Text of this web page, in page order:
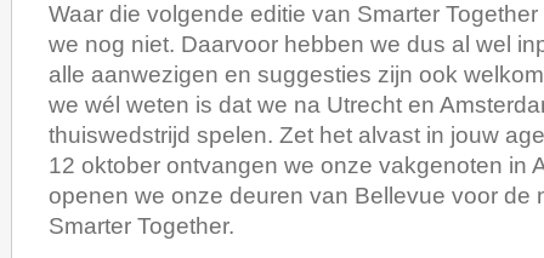
Waar die volgende editie van Smarter
we nog niet. Daarvoor hebben we dus al wel
alle aanwezigen en suggesties zijn ook
we wél weten is dat we na Utrecht en
thuiswedstrijd spelen. Zet het alvast in jouw
12 oktober ontvangen we onze vakgenoten in
openen we onze deuren van Bellevue voor de
Smarter Together.